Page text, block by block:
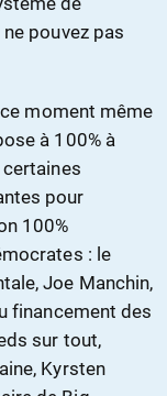
pouvez pas
moment même
à 100% à
pour
100%
: le
Joe Manchin,
financement des
sur tout,
Kyrsten